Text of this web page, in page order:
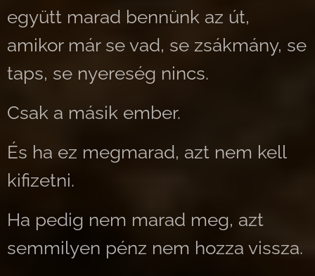
együtt marad bennünk az út,
amikor már se vad, se zsákmány, se
taps, se nyereség nincs.
Csak a másik ember.
És ha ez megmarad, azt nem kell
kifizetni.
Ha pedig nem marad meg, azt
semmilyen pénz nem hozza vissza.